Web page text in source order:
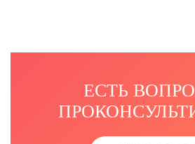
ЕСТЬ